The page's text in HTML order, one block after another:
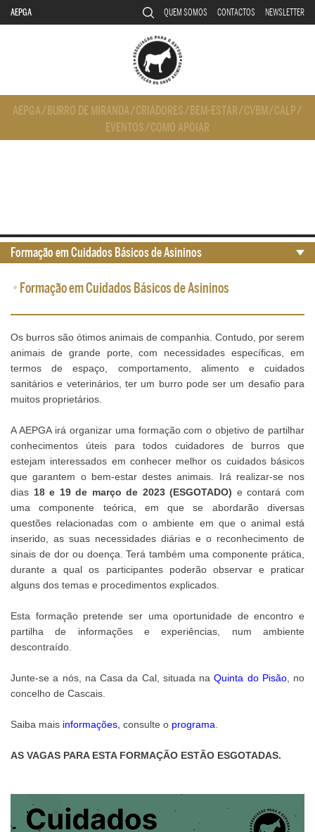
AEPGA QUEM SOMOS CONTACTOS NEWSLETTER
AEPGA/ BURRO DE MIRANDA/CRIADORES/ BEM-ESTAR/CVBM/CALP/
EVENTOS/COMO APOIAR
• Formação em Cuidados Básicos de Asininos
Os burros são ótimos animais de companhia. Contudo, por serem
animais de grande porte, com necessidades específicas, em
termos de espaço, comportamento, alimento e cuidados
sanitários e veterinários, ter um burro pode ser um desafio para
muitos proprietários.
A AEPGA irá organizar uma formação com o objetivo de partilhar
conhecimentos úteis para todos cuidadores de burros que
estejam interessados em conhecer melhor os cuidados básicos
que garantem o bem-estar destes animais. Irá realizar-se nos
dias 18 e 19 de março de 2023 (ESGOTADO) e contará com
uma componente teórica, em que se abordarão diversas
questões relacionadas com o ambiente em que o animal está
inserido, as suas necessidades diárias e o reconhecimento de
sinais de dor ou doença. Terá também uma componente prática,
durante a qual os participantes poderão observar e praticar
alguns dos temas e procedimentos explicados.
Esta formação pretende ser uma oportunidade de encontro e
partilha de informações e experiências, num ambiente
descontraído.
Junte-se a nós, na Casa da Cal, situada naQuinta do Pisão, no
concelho de Cascais.
Saiba mais informações consulte o programa
AS VAGAS PARA ESTA FORMAÇÃO ESTÃO ESGOTADAS.
Formação em Cuidados Básicos de Asininos